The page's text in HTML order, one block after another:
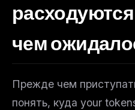
чем
Прежде чем
понять, куда your